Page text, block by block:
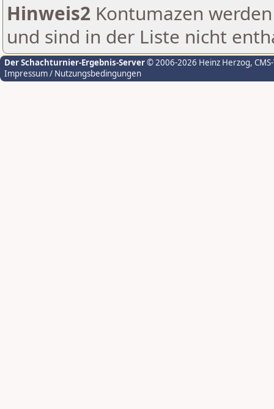
Hinweis2 Kontumazen
und sind in der Liste nicht
Der Schachturnier-Ergebnis-Server© 2006-2026 Heinz Herzog,
Impressum / Nutzungsbedingungen